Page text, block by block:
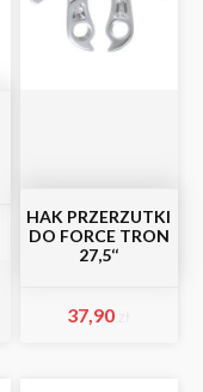
HAK PRZERZUTKI
DO FORCE TRON
27,5‘‘
37,90